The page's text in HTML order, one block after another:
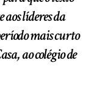
líderes da
mais curto
ao colégio de